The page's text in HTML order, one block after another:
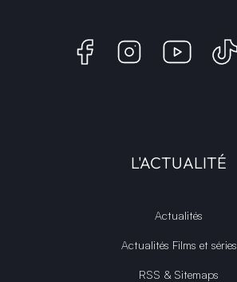
L'ACTUALITÉ
Actualités
Actualités Films et séries
RSS & Sitemaps